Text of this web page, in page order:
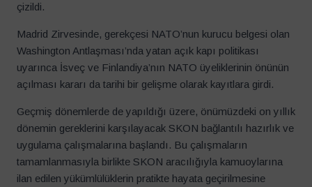
çizildi.
Madrid Zirvesinde, gerekçesi NATO’nun kurucu belgesi olan
Washington Antlaşması’nda yatan açık kapı politikası
uyarınca İsveç ve Finlandiya’nın NATO üyeliklerinin önünün
açılması kararı da tarihi bir gelişme olarak kayıtlara girdi.
Geçmiş dönemlerde de yapıldığı üzere, önümüzdeki on yıllık
dönemin gereklerini karşılayacak SKON bağlantılı hazırlık ve
uygulama çalışmalarına başlandı. Bu çalışmaların
tamamlanmasıyla birlikte SKON aracılığıyla kamuoylarına
ilan edilen yükümlülüklerin pratikte hayata geçirilmesine